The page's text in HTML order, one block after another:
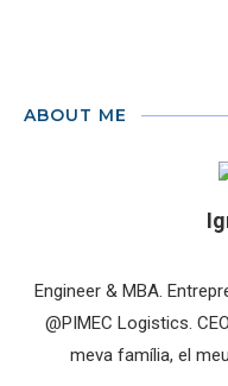
ABOUT ME
Engineer & MBA.
@PIMEC Logistics.
meva família, el